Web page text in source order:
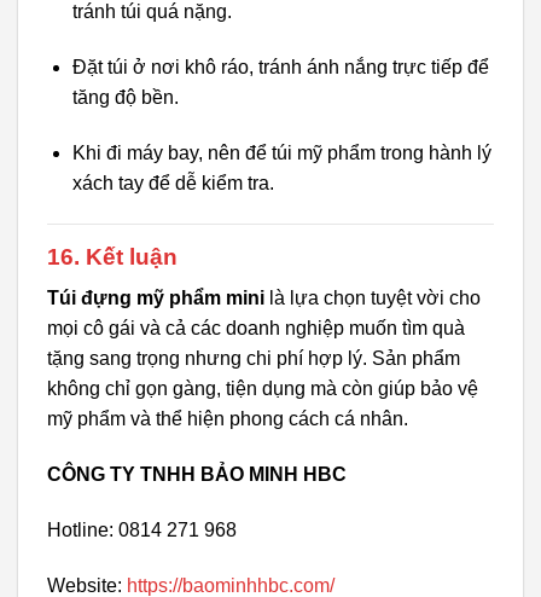
tránh túi quá nặng.
Đặt túi ở nơi khô ráo, tránh ánh nắng trực tiếp để
tăng độ bền.
Khi đi máy bay, nên để túi mỹ phẩm trong hành lý
xách tay để dễ kiểm tra.
16. Kết luận
Túi đựng mỹ phẩm mini là lựa chọn tuyệt vời cho
mọi cô gái và cả các doanh nghiệp muốn tìm quà
tặng sang trọng nhưng chi phí hợp lý. Sản phẩm
không chỉ gọn gàng, tiện dụng mà còn giúp bảo vệ
mỹ phẩm và thể hiện phong cách cá nhân.
CÔNG TY TNHH BẢO MINH HBC
Hotline: 0814 271 968
Website: https://baominhhbc.com/